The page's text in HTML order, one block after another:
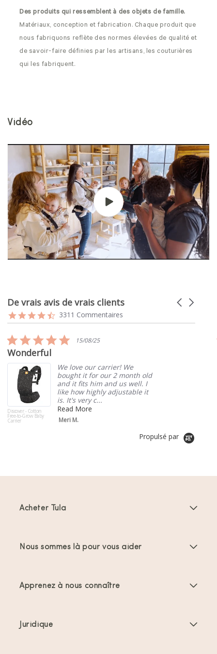
Des produits qui ressemblent à des objets de famille.
Matériaux, conception et fabrication. Chaque produit que
nous fabriquons reflète des normes élevées de qualité et
de savoir-faire définies par les artisans, les couturières
qui les fabriquent.
Vidéo
De vrais avis de vrais clients
Reviews
carousel
Carousel
4.7
star
3311 Commentaires
5.0
star
15/08/25
Wonderful
Discover - Cotton
Free-to-Grow Baby
Carrier
We love our carrier! We
bought it for our 2 month old
and it fits him and us well. I
like how highly adjustable it
is. It's very c...
Read More
Meri M.
Propulsé par
Acheter Tula
Offres et promotions
Nous sommes là pour vous aider
Apprenez à nous connaître
Juridique